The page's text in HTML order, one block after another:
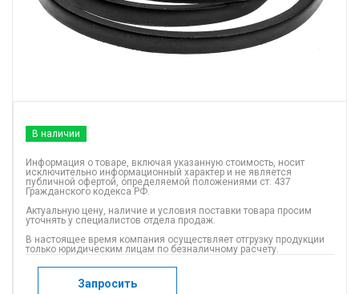
В наличии
Информация о товаре, включая указанную стоимость, носит
исключительно информационный характер и не является
публичной офертой, определяемой положениями ст. 437
Гражданского кодекса РФ.
Актуальную цену, наличие и условия поставки товара просим
уточнять у специалистов отдела продаж.
В настоящее время компания осуществляет отгрузку продукции
только юридическим лицам по безналичному расчету.
Запросить